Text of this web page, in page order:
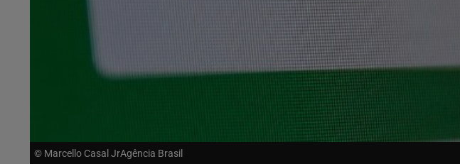
© Marcello Casal JrAgência Brasil